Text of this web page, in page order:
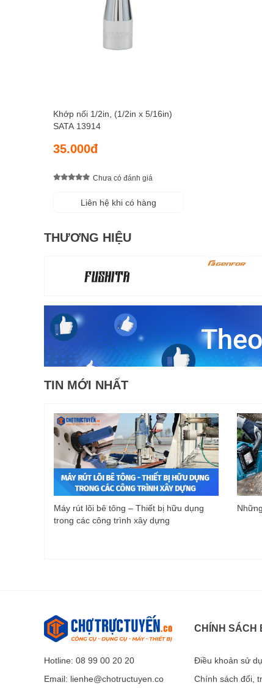
Khớp nối 1/2in, (1/2in x 5/16in)
SATA 13914
35.000đ
Chưa có đánh giá
Liên hệ khi có hàng
THƯƠNG HIỆU
TIN MỚI NHẤT
Máy rút lõi bê tông – Thiết bị hữu dụng
trong các công trình xây dựng
Hotline: 08 99 00 20 20
Email: lienhe@chotructuyen.co
CHÍNH SÁCH
Điều khoản sử
Chính sách đổi,